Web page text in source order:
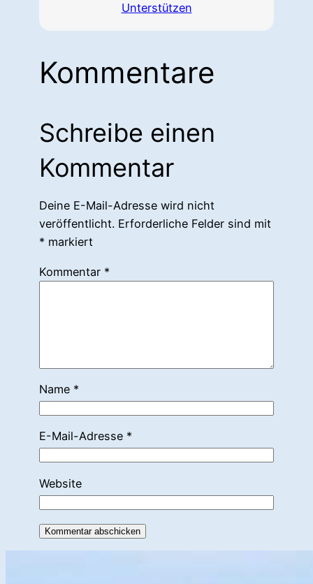
Unterstützen
Kommentare
Schreibe einen
Kommentar
Deine E-Mail-Adresse wird nicht
veröffentlicht. Erforderliche Felder sind mit
* markiert
Kommentar *
Name *
E-Mail-Adresse *
Website